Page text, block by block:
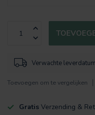
Verwachte
Toevoegen om te vergelijken
Gratis Verzending &